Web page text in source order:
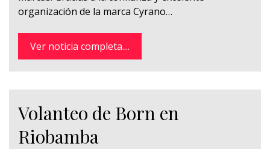
organización de la marca Cyrano…
Ver noticia completa....
Volanteo de Born en
Riobamba